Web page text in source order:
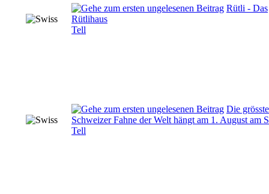
Rütli - Das
Rütlihaus
Tell
Die grösste
Schweizer Fahne der Welt hängt am 1. August am
Tell